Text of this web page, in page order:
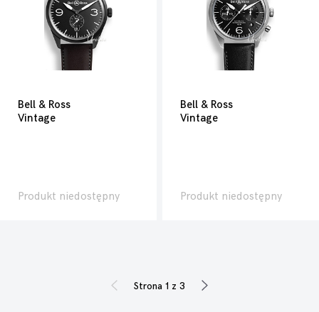
Bell & Ross
Vintage
Produkt niedostępny
Bell & Ross
Vintage
Produkt niedostępny
Strona 1 z 3